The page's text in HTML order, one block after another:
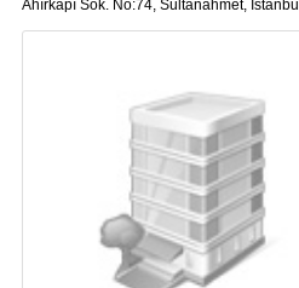
Ahırkapı Sok. No:74, Sultanahmet, Istanbul